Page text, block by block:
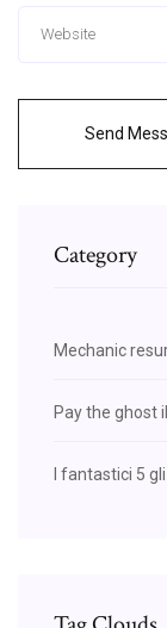
Send
Category
Mechanic
Pay the ghost
I fantastici 5